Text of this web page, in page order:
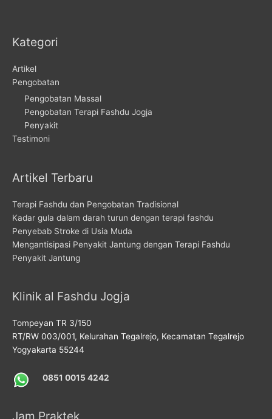
Kategori
Artikel
Pengobatan
Pengobatan Massal
Pengobatan Terapi Fashdu Jogja
Penyakit
Testimoni
Artikel Terbaru
Terapi Fashdu dan Pengobatan Tradisional
Kadar gula dalam darah turun dengan terapi fashdu
Penyebab Stroke di Usia Muda
Mengantisipasi Penyakit Jantung dengan Terapi Fashdu
Penyakit Jantung
Klinik al Fashdu Jogja
Tompeyan TR 3/150
RT/RW 003/001, Kelurahan Tegalrejo, Kecamatan Tegalrejo
Yogyakarta 55244
0851 0015 4242